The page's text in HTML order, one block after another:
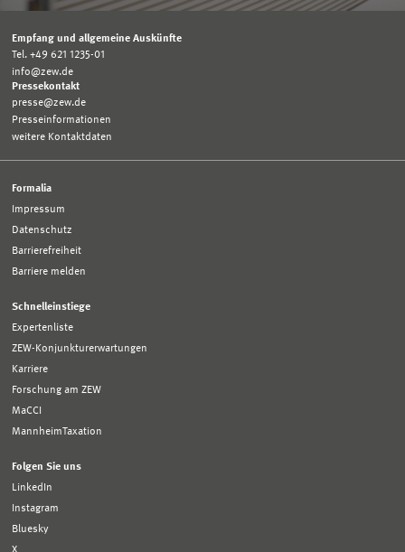
Empfang und allgemeine Auskünfte
Tel. +49 621 1235-01
info@zew.de
Pressekontakt
presse@zew.de
Presseinformationen
weitere Kontaktdaten
Formalia
Impressum
Datenschutz
Barrierefreiheit
Barriere melden
Schnelleinstiege
Expertenliste
ZEW-Konjunkturerwartungen
Karriere
Forschung am ZEW
MaCCI
MannheimTaxation
Folgen Sie uns
LinkedIn
Instagram
Bluesky